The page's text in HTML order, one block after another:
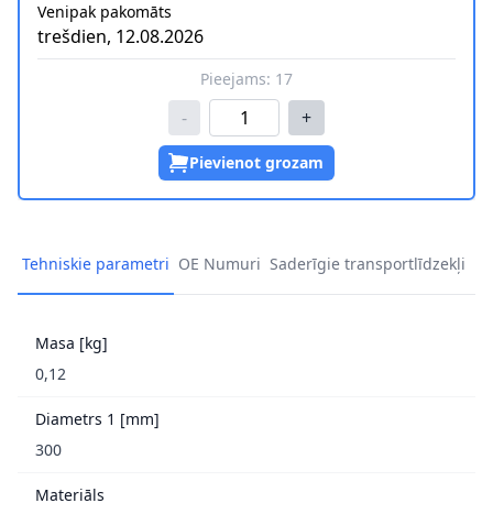
Venipak pakomāts
trešdien, 12.08.2026
Pieejams: 17
- +
Pievienot grozam
Tehniskie parametri OE Numuri Saderīgie transportlīdzekļi
Masa [kg]
0,12
Diametrs 1 [mm]
300
Materiāls